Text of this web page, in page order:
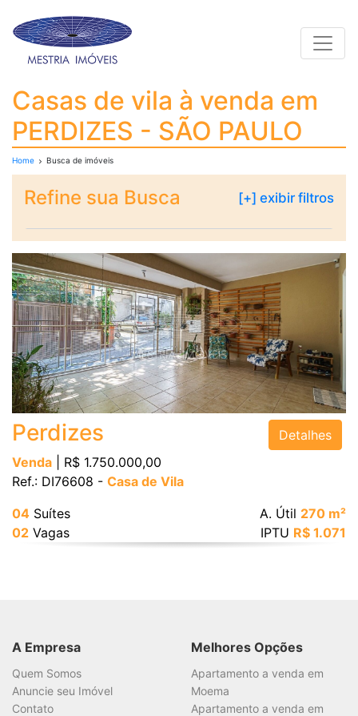
Casas de vila à venda
Casas de vila à venda em
PERDIZES - SÃO PAULO
Home Busca de imóveis
Perdizes
Venda | R$ 1.750.000,00
Ref.: DI76608 - Casa de Vila
Detalhes
04 Suítes
02 Vagas
A. Útil 270 m²
IPTU R$ 1.071
Refine sua Busca [+] exibir filtros
Bairro
Valor
Vagas
A Empresa
Quem Somos
Anuncie seu Imóvel
Contato
Melhores Opções
Apartamento a venda em
Moema
Apartamento a venda em